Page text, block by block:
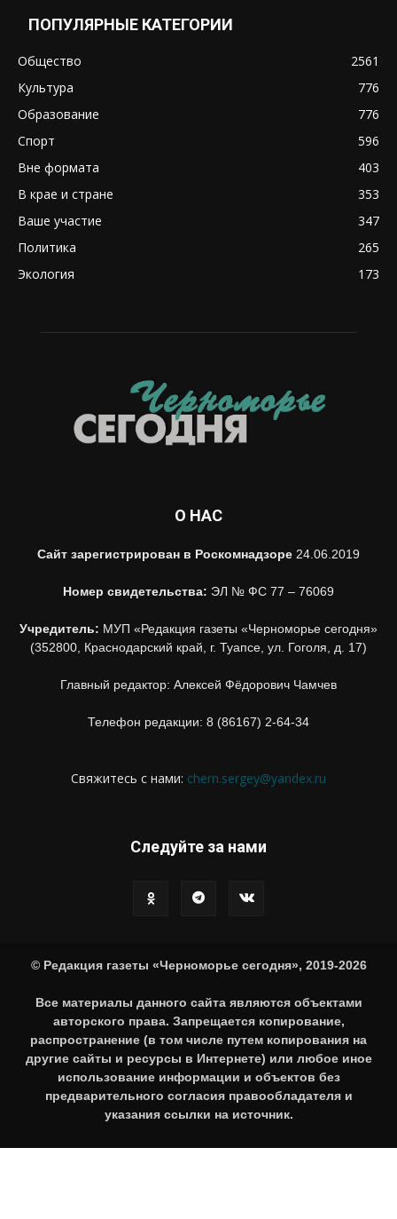
ПОПУЛЯРНЫЕ КАТЕГОРИИ
Общество
2561
Культура
776
Образование
776
Спорт
596
Вне формата
403
В крае и стране
353
Ваше участие
347
Политика
265
Экология
173
О НАС
Сайт зарегистрирован в Роскомнадзоре 24.06.2019
Номер свидетельства: ЭЛ № ФС 77 – 76069
Учредитель: МУП «Редакция газеты «Черноморье сегодня»
(352800, Краснодарский край, г. Туапсе, ул. Гоголя, д. 17)
Главный редактор: Алексей Фёдорович Чамчев
Телефон редакции: 8 (86167) 2-64-34
Свяжитесь с нами: chern.sergey@yandex.ru
Следуйте за нами
© Редакция газеты «Черноморье сегодня», 2019-2026
Все материалы данного сайта являются объектами
авторского права. Запрещается копирование,
распространение (в том числе путем копирования на
другие сайты и ресурсы в Интернете) или любое иное
использование информации и объектов без
предварительного согласия правообладателя и
указания ссылки на источник.